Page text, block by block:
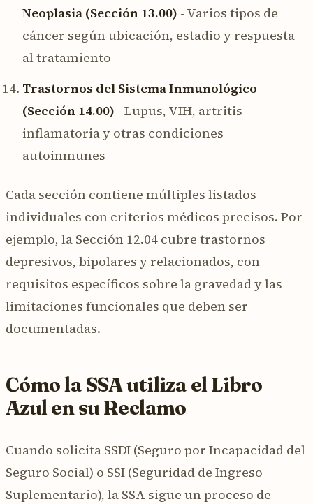
Neoplasia (Sección 13.00) - Varios tipos de
cáncer según ubicación, estadio y respuesta
al tratamiento
Trastornos del Sistema Inmunológico
(Sección 14.00) - Lupus, VIH, artritis
inflamatoria y otras condiciones
autoinmunes
Cada sección contiene múltiples listados
individuales con criterios médicos precisos. Por
ejemplo, la Sección 12.04 cubre trastornos
depresivos, bipolares y relacionados, con
requisitos específicos sobre la gravedad y las
limitaciones funcionales que deben ser
documentadas.
Cómo la SSA utiliza el Libro
Azul en su Reclamo
Cuando solicita SSDI (Seguro por Incapacidad del
Seguro Social) o SSI (Seguridad de Ingreso
Suplementario), la SSA sigue un proceso de